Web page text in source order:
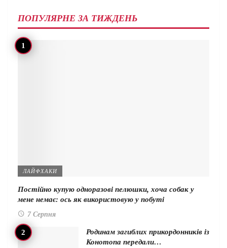
ПОПУЛЯРНЕ ЗА ТИЖДЕНЬ
ЛАЙФХАКИ
Постійно купую одноразові пелюшки, хоча собак у
мене немає: ось як використовую у побуті
7 Серпня
Родинам загиблих прикордонників із
Конотопа передали…